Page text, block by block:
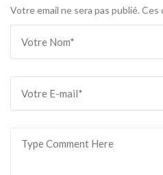
Votre email ne sera pas publié. Ces